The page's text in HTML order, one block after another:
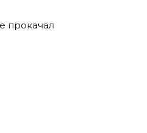
прокачал